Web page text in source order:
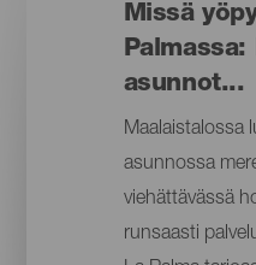
Missä
asunnot...
Maalaistalossa
asunnossa
viehättävässä
runsaasti